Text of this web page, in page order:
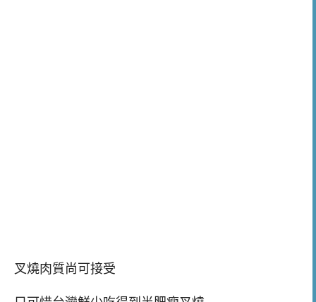
叉燒肉質尚可接受